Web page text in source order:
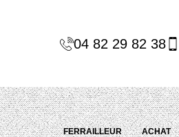
04 82 29 82 38
FERRAILLEUR
ACHAT